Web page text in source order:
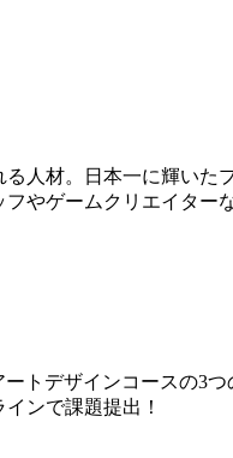
人材。日本一に輝いた
やゲームクリエイター
トデザインコースの3つ
ンで課題提出！